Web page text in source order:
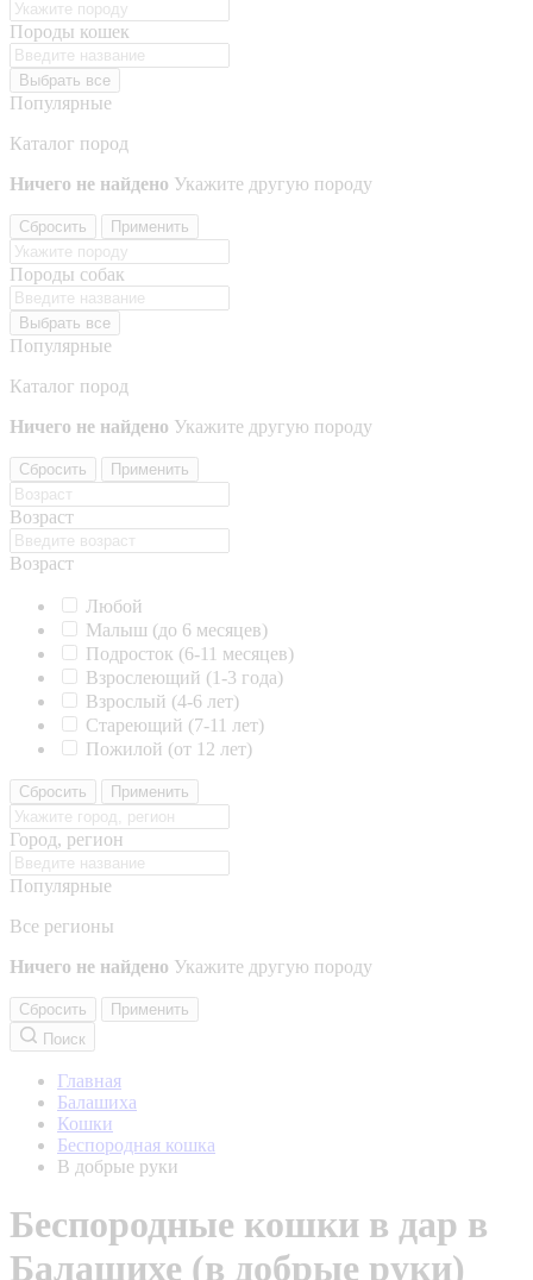
Породы кошек
Выбрать все
Популярные
Каталог пород
Ничего не найдено Укажите другую породу
Сбросить Применить
Породы собак
Выбрать все
Популярные
Каталог пород
Ничего не найдено Укажите другую породу
Сбросить Применить
Возраст
Возраст
Любой
Малыш (до 6 месяцев)
Подросток (6-11 месяцев)
Взрослеющий (1-3 года)
Взрослый (4-6 лет)
Стареющий (7-11 лет)
Пожилой (от 12 лет)
Сбросить Применить
Город, регион
Популярные
Все регионы
Ничего не найдено Укажите другую породу
Сбросить
Применить
Поиск
Главная
Балашиха
Кошки
Беспородная кошка
В добрые руки
Беспородные кошки в дар в
Балашихе (в добрые руки)